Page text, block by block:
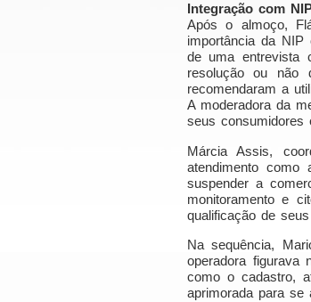
Integração com
Após o almoço,
importância da
de uma entrevista
resolução ou não
recomendaram a
A moderadora da
seus consumidores
Márcia Assis,
atendimento
suspender a
monitoramento e
qualificação de
Na sequência,
operadora figurava
como o cadastro,
aprimorada para se